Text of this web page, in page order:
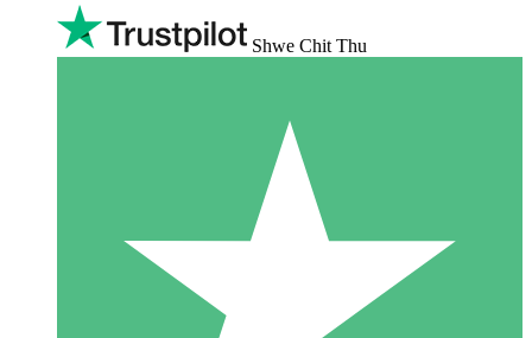
Shwe Chit Thu